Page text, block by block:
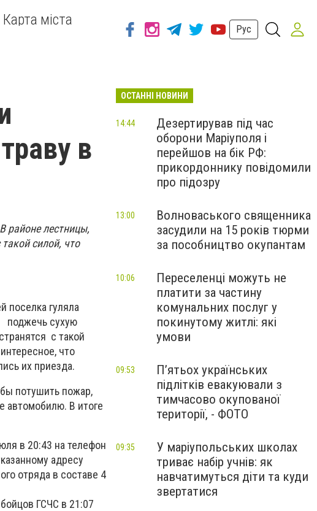
Карта міста
Рус
в
районе лестницы,
силой, что
поселка гуляла
поджечь сухую
с такой
что
их приезда.
потушить пожар,
автомобилю. В итоге
в 20:43 на телефон
адресу
отряда в составе 4
ГСЧС в 21:07
ОСТАННІ НОВИНИ
Дезертирував під час
оборони Маріуполя і
перейшов на бік РФ:
прикордоннику повідомили
про підозру
14:44
Волноваського священника
засудили на 15 років тюрми
за пособництво окупантам
13:00
Переселенці можуть не
платити за частину
комунальних послуг у
покинутому житлі: які
умови
10:06
П’ятьох українських
підлітків евакуювали з
тимчасово окупованої
території, - ФОТО
09:53
У маріупольських школах
триває набір учнів: як
навчатимуться діти та куди
звертатися
09:35